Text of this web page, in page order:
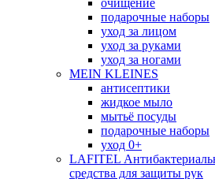
очищение
подарочные наборы
уход за лицом
уход за руками
уход за ногами
MEIN KLEINES
антисептики
жидкое мыло
мытьё посуды
подарочные наборы
уход 0+
LAFITEL
средства для защиты рук